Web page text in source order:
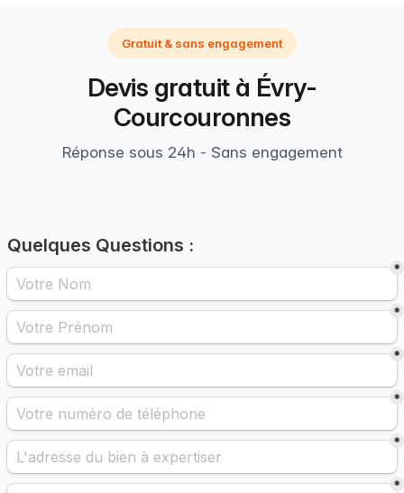
Gratuit & sans engagement
Devis gratuit à Évry-
Courcouronnes
Réponse sous 24h - Sans engagement